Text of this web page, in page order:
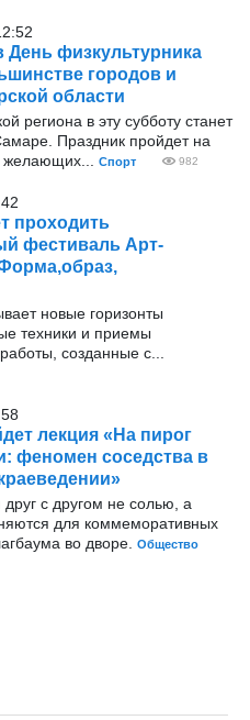
День физкультурника
городов и
области
региона в эту субботу станет
Праздник пройдет на
желающих...
Спорт 982
проходить
фестиваль Арт-
новые горизонты
техники и приемы
созданные с...
лекция «На пирог
феномен соседства в
с другом не солью, а
для коммеморативных
во дворе.
Общество